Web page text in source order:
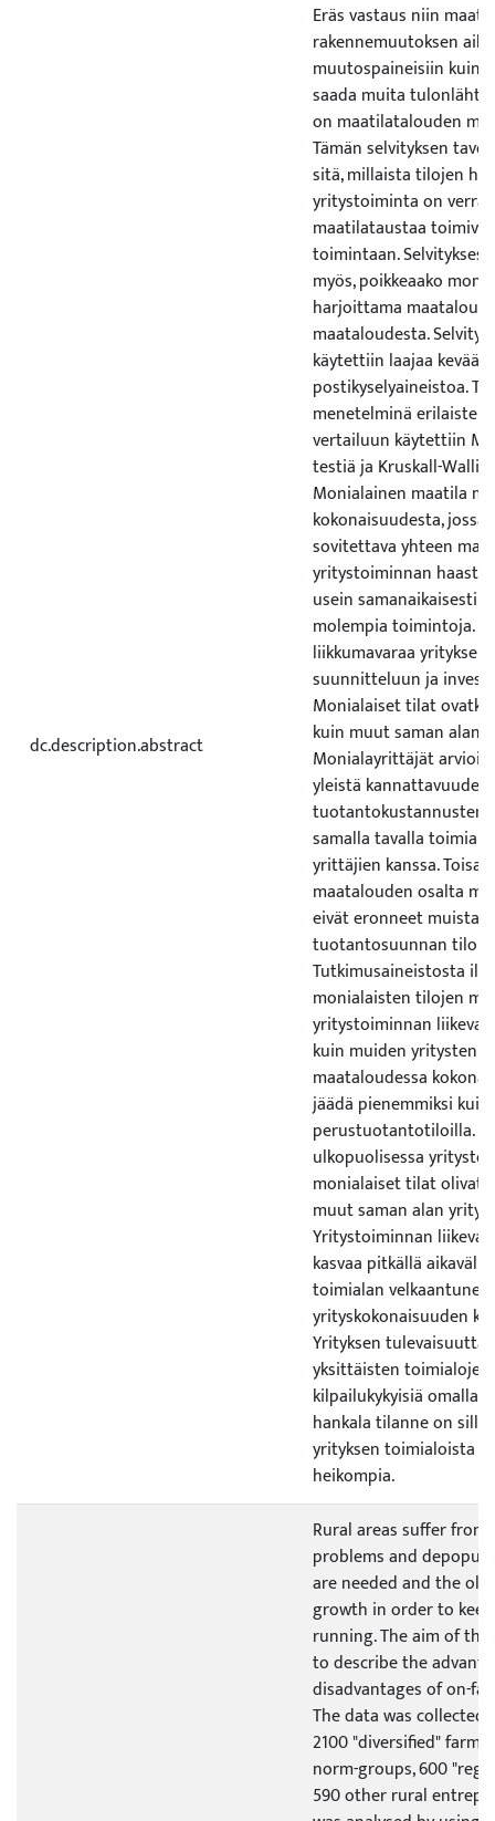
dc.description.abstract
Eräs vastaus niin
rakennemuutoksen
muutospaineisiin kuin
saada muita
on maatilatalouden
Tämän selvityksen
sitä, millaista tilojen
yritystoiminta on
maatilataustaa
toimintaan.
myös, poikkeaako
harjoittama
maataloudesta.
käytettiin laajaa
postikyselyaineistoa.
menetelminä erilaisten
vertailuun käytettiin
testiä ja Kruskall-
Monialainen maatila
kokonaisuudesta,
sovitettava yhteen
yritystoiminnan
usein samanaikaisesti
molempia toimintoja.
liikkumavaraa
suunnitteluun ja
Monialaiset tilat
kuin muut saman alan
Monialayrittäjät
yleistä kannattavuuden
tuotantokustannusten
samalla tavalla
yrittäjien kanssa.
maatalouden osalta
eivät eronneet muista
tuotantosuunnan
Tutkimusaineistosta
monialaisten tilojen
yritystoiminnan
kuin muiden yritysten
maataloudessa
jäädä pienemmiksi
perustuotantotiloilla.
ulkopuolisessa
monialaiset tilat olivat
muut saman alan
Yritystoiminnan
kasvaa pitkällä
toimialan
yrityskokonaisuuden
Yrityksen tulevaisuutta
yksittäisten
kilpailukykyisiä omalla
hankala tilanne on
yrityksen toimialoista
heikompia.
Rural areas suffer
problems and
are needed and the
growth in order to
running. The aim of
to describe the
disadvantages of on-
The data was collected
2100 "diversified"
norm-groups, 600
590 other rural